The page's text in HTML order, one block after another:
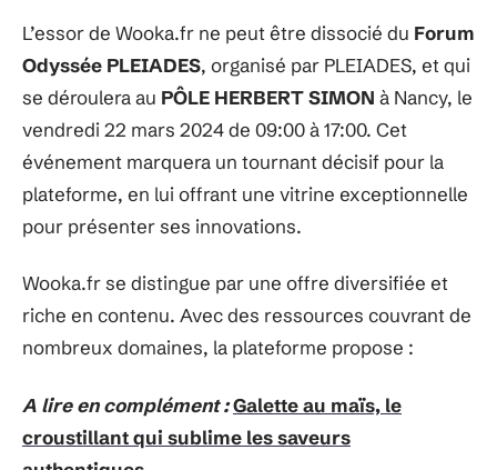
L’essor de Wooka.fr ne peut être dissocié du Forum
Odyssée PLEIADES, organisé par PLEIADES, et qui
se déroulera au PÔLE HERBERT SIMON à Nancy, le
vendredi 22 mars 2024 de 09:00 à 17:00. Cet
événement marquera un tournant décisif pour la
plateforme, en lui offrant une vitrine exceptionnelle
pour présenter ses innovations.
Wooka.fr se distingue par une offre diversifiée et
riche en contenu. Avec des ressources couvrant de
nombreux domaines, la plateforme propose :
A lire en complément :Galette au maïs, le
croustillant qui sublime les saveurs